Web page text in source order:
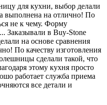
для кухни, выбор делали
выполнена на отлично! По
не к чему. Форму
Заказывали в Buy-Stone
на основе сравнения
По качеству изготовления
сделали такой, что
этому кухня просто
работает служба приема
все детали и